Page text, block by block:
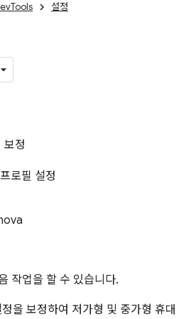
설정
보정
로필 설정
작업을 할 수 있습니다.
을 보정하여 저가형 및 중가형 휴대